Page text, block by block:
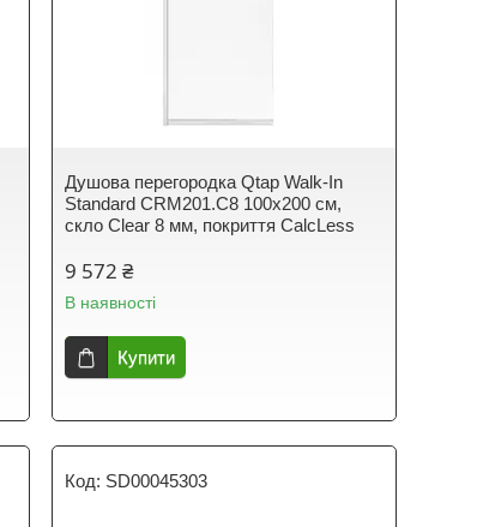
Душова перегородка Qtap Walk-In
Standard CRM201.C8 100х200 см,
скло Clear 8 мм, покриття CalcLess
9 572 ₴
В наявності
Купити
SD00045303